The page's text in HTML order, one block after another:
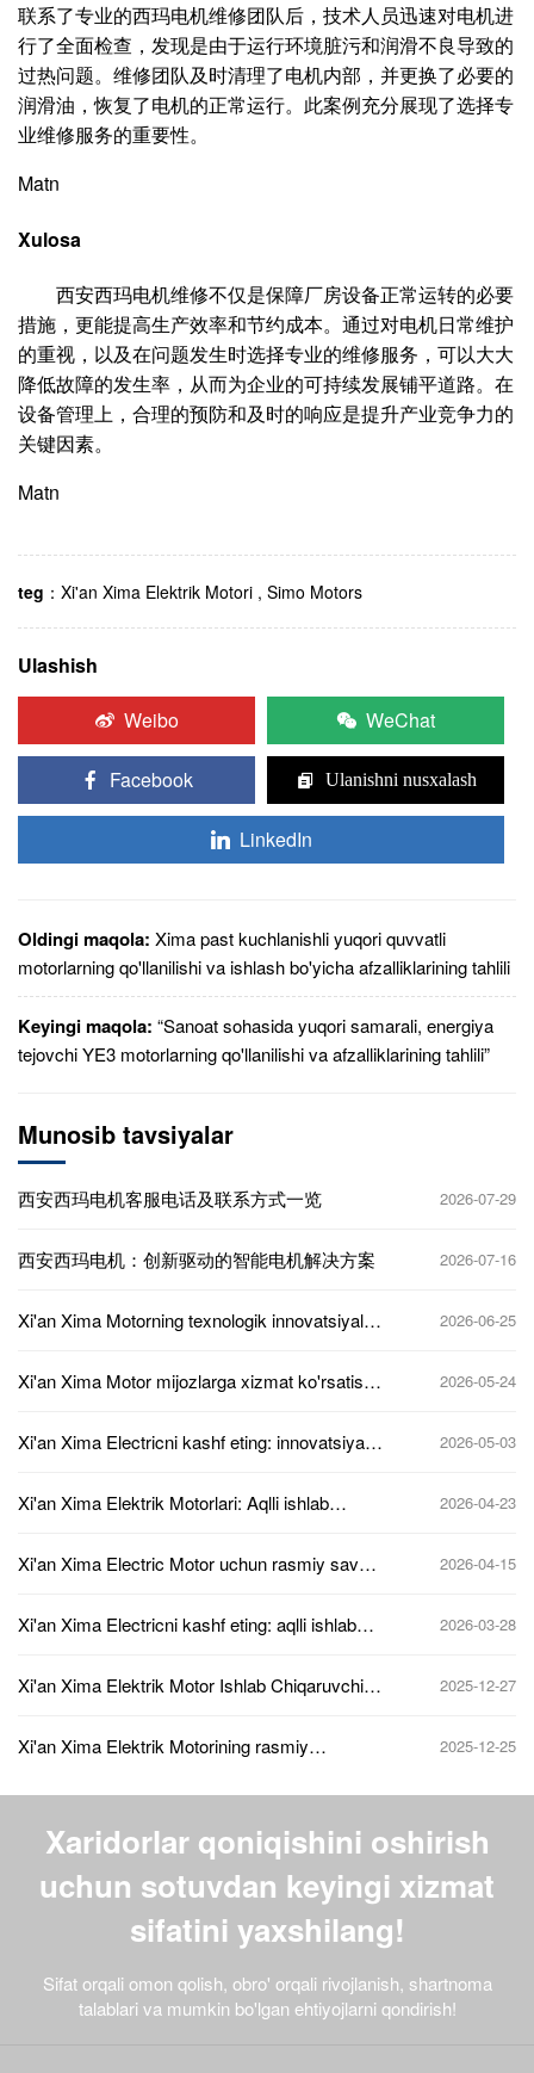
联系了专业的西玛电机维修团队后，技术人员迅速对电机进
行了全面检查，发现是由于运行环境脏污和润滑不良导致的
过热问题。维修团队及时清理了电机内部，并更换了必要的
润滑油，恢复了电机的正常运行。此案例充分展现了选择专
业维修服务的重要性。
Matn
Xulosa
西安西玛电机维修不仅是保障厂房设备正常运转的必要
措施，更能提高生产效率和节约成本。通过对电机日常维护
的重视，以及在问题发生时选择专业的维修服务，可以大大
降低故障的发生率，从而为企业的可持续发展铺平道路。在
设备管理上，合理的预防和及时的响应是提升产业竞争力的
关键因素。
Matn
teg ： Xi'an Xima Elektrik Motori , Simo Motors
Ulashish
Weibo
WeChat
Facebook Ulanishni nusxalash
LinkedIn
Oldingi maqola: Xima past kuchlanishli yuqori quvvatli
motorlarning qo'llanilishi va ishlash bo'yicha afzalliklarining tahlili
Keyingi maqola: “Sanoat sohasida yuqori samarali, energiya
tejovchi YE3 motorlarning qo'llanilishi va afzalliklarining tahlili”
Munosib tavsiyalar
西安西玛电机客服电话及联系方式一览 2026-07-29
西安西玛电机：创新驱动的智能电机解决方案 2026-07-16
Xi'an Xima Motorning texnologik innovatsiyalari
2026-06-25
Xi'an Xima Motor mijozlarga xizmat ko'rsatish
2026-05-24
Xi'an Xima Electricni kashf eting: innovatsiyaga
2026-05-03
Xi'an Xima Elektrik Motorlari: Aqlli ishlab
2026-04-23
Xi'an Xima Electric Motor uchun rasmiy savdo
2026-04-15
Xi'an Xima Electricni kashf eting: aqlli ishlab
2026-03-28
Xi'an Xima Elektrik Motor Ishlab Chiqaruvchisi
2025-12-27
Xi'an Xima Elektrik Motorining rasmiy
so'rovlar
2025-12-25
Xaridorlar qoniqishini oshirish
uchun sotuvdan keyingi xizmat
sifatini yaxshilang!
Sifat orqali omon qolish, obro' orqali rivojlanish, shartnoma
talablari va mumkin bo'lgan ehtiyojlarni qondirish!